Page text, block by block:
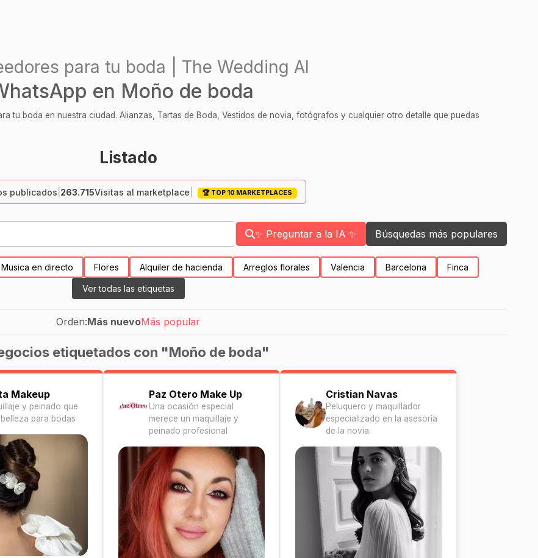
para tu boda | The Wedding AI
en Moño de boda
tu boda en nuestra ciudad. Alianzas, Tartas de Boda, Vestidos de novia, fotógrafos y cualquier otro detalle que puedas
Listado
publicados 263.715Visitas al marketplace 🏆 TOP 10 MARKETPLACES
✨ Preguntar a la IA ✨ Búsquedas más populares
Musica en directo Flores Alquiler de hacienda Arreglos florales Valencia Barcelona Finca
Ver todas las etiquetas
Orden:Más nuevoMás popular
etiquetados con "Moño de boda"
Makeup
y peinado que
belleza para bodas
Paz Otero Make Up
Una ocasión especial
merece un maquillaje y
peinado profesional
Cristian Navas
Peluquero y maquillador
especializado en la asesoría
de la novia.